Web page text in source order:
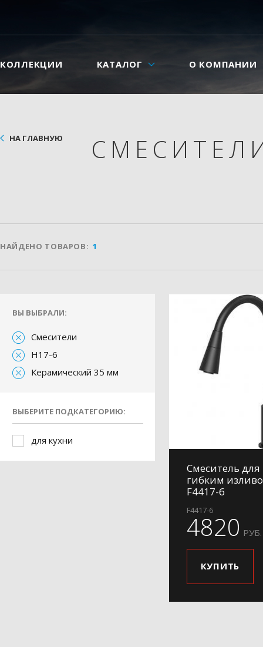
КОЛЛЕКЦИИ КАТАЛОГ О КОМПАНИИ
НА ГЛАВНУЮ
НАЙДЕНО ТОВАРОВ: 1
ВЫ ВЫБРАЛИ:
Смесители
H17-6
Керамический 35 мм
ВЫБЕРИТЕ ПОДКАТЕГОРИЮ:
для кухни
Смеситель для
гибким
F4417-6
F4417-6
4820 РУБ.
КУПИТЬ